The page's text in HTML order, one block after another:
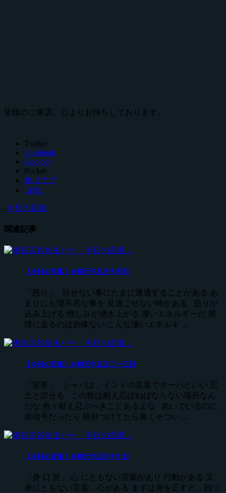
皆様のご来店、心よりお待ちしております。
Twitter
Facebook
Google+
Pocket
B!はてブ
LINE
-今日の言葉
関連記事
【今日の言葉】令和元年五月十四日
「怒り」 許せない事にたまに遭遇することがある あ
まりにも理不尽な事を 見過ごせない時がある 怒りが
込み上げる 憎しみが湧き上がる 凄いエネルギーだ 感
情に走るのは勿体ない こんな凄いエネルギ ...
【今日の言葉】令和五年五月二十三日
「娑婆」 シャバは、インドの言葉でサーハといい 忍
土と訳せる この世は耐え忍ばねばならない場所なん
だな 色々耐え忍ぶべきことあるよな 急いでいるのに
赤信号だったり 格好つけてたら鼻くそつい ...
【今日の言葉】令和元年五月十七日
「身 口 意」 心 にともない言葉があり 行動がある 又
身にともない言葉、心がある まずは身を正すと、顔つ